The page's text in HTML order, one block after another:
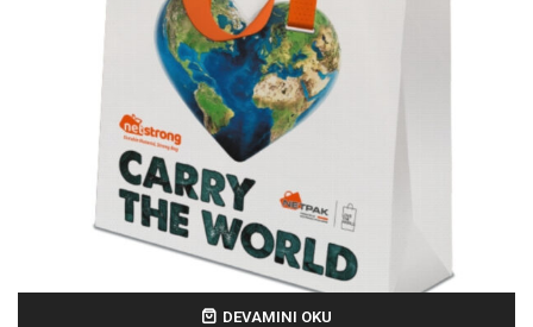
DEVAMINI OKU